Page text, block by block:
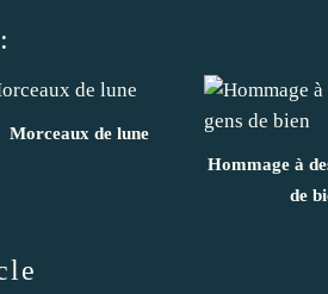
Morceaux de lune
Hommage à
de